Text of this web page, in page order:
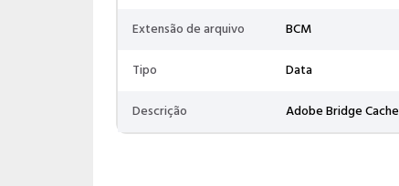
Extensão de arquivo
BCM
Tipo
Data
Descrição
Adobe Bridge Cache